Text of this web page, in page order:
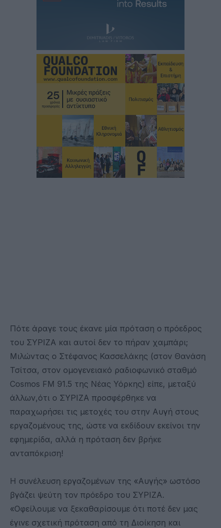
Πότε άραγε τους έκανε μία πρόταση ο πρόεδρος
του ΣΥΡΙΖΑ και αυτοί δεν το πήραν χαμπάρι;
Μιλώντας ο Στέφανος Κασσελάκης (στον Θανάση
Τσίτσα, στον ομογενειακό ραδιοφωνικό σταθμό
Cosmos FM 91.5 της Νέας Υόρκης) είπε, μεταξύ
άλλων,ότι ο ΣΥΡΙΖΑ προσφέρθηκε να
παραχωρήσει τις μετοχές του στην Αυγή στους
εργαζομένους της, ώστε να εκδίδουν εκείνοι την
εφημερίδα, αλλά η πρόταση δεν βρήκε
ανταπόκριση!
Η συνέλευση εργαζομένων της «Αυγής» ωστόσο
βγάζει ψεύτη τον πρόεδρο του ΣΥΡΙΖΑ.
«Οφείλουμε να ξεκαθαρίσουμε ότι ποτέ δεν μας
έγινε σχετική πρόταση από τη Διοίκηση και